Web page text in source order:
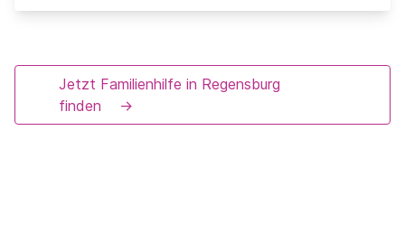
Jetzt Familienhilfe in Regensburg
finden
→